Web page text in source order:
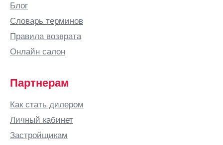
Блог
Словарь терминов
Правила возврата
Онлайн салон
Партнерам
Как стать дилером
Личный кабинет
Застройщикам